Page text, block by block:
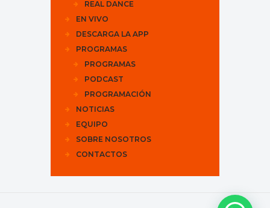
REAL DANCE
EN VIVO
DESCARGA LA APP
PROGRAMAS
PROGRAMAS
PODCAST
PROGRAMACIÓN
NOTICIAS
EQUIPO
SOBRE NOSOTROS
CONTACTOS